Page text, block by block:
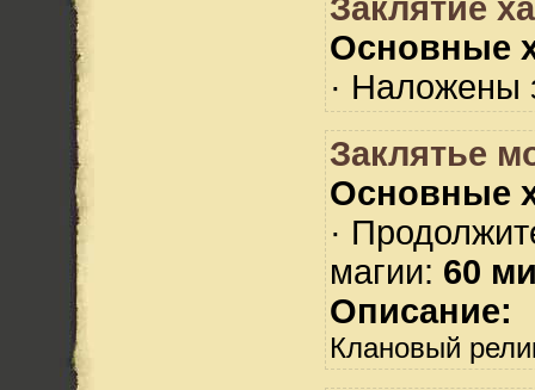
Заклятие
Основные
· Наложены
Заклятье
Основные
·
магии: 60
Описание:
Клановый